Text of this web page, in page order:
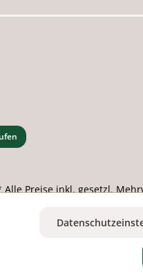
Alle Preise inkl. gesetzl.